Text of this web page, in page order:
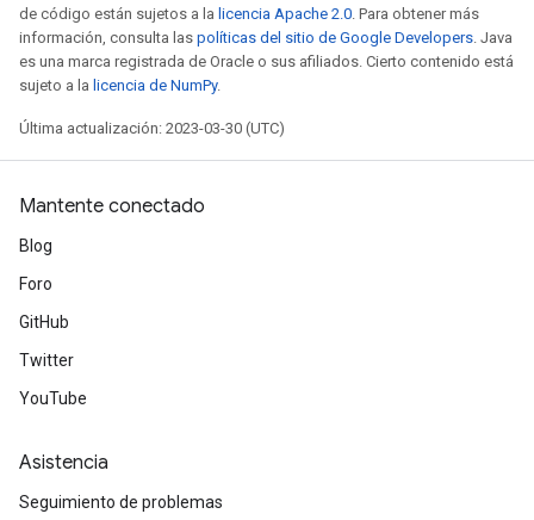
de código están sujetos a la licencia Apache 2.0. Para obtener más
información, consulta las políticas del sitio de Google Developers. Java
es una marca registrada de Oracle o sus afiliados. Cierto contenido está
sujeto a la licencia de NumPy.
Última actualización: 2023-03-30 (UTC)
Mantente conectado
Blog
Foro
GitHub
Twitter
YouTube
Asistencia
Seguimiento de problemas